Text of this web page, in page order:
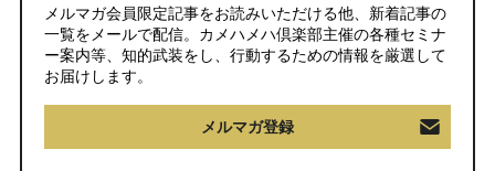
メルマガ会員限定記事をお読みいただける他、新着記事の
一覧をメールで配信。カメハメハ倶楽部主催の各種セミナ
ー案内等、知的武装をし、行動するための情報を厳選して
お届けします。
メルマガ登録